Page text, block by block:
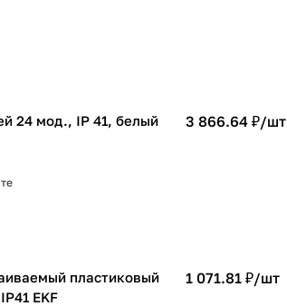
24 мод., IP 41, белый
3 866.64 ₽/шт
пластиковый
EKF
1 071.81 ₽/шт